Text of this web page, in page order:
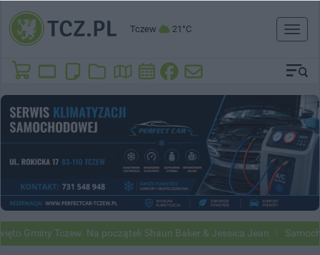
Tczew 21°C
Toggle
Gminy Tczew. Na początek Shaun Baker & Jessica Jean